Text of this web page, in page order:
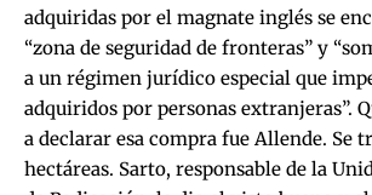
adquiridas por el magnate inglés se
“zona de seguridad de fronteras” y
a un régimen jurídico especial que
adquiridos por personas extranjeras”.
a declarar esa compra fue Allende. Se
hectáreas. Sarto, responsable de la